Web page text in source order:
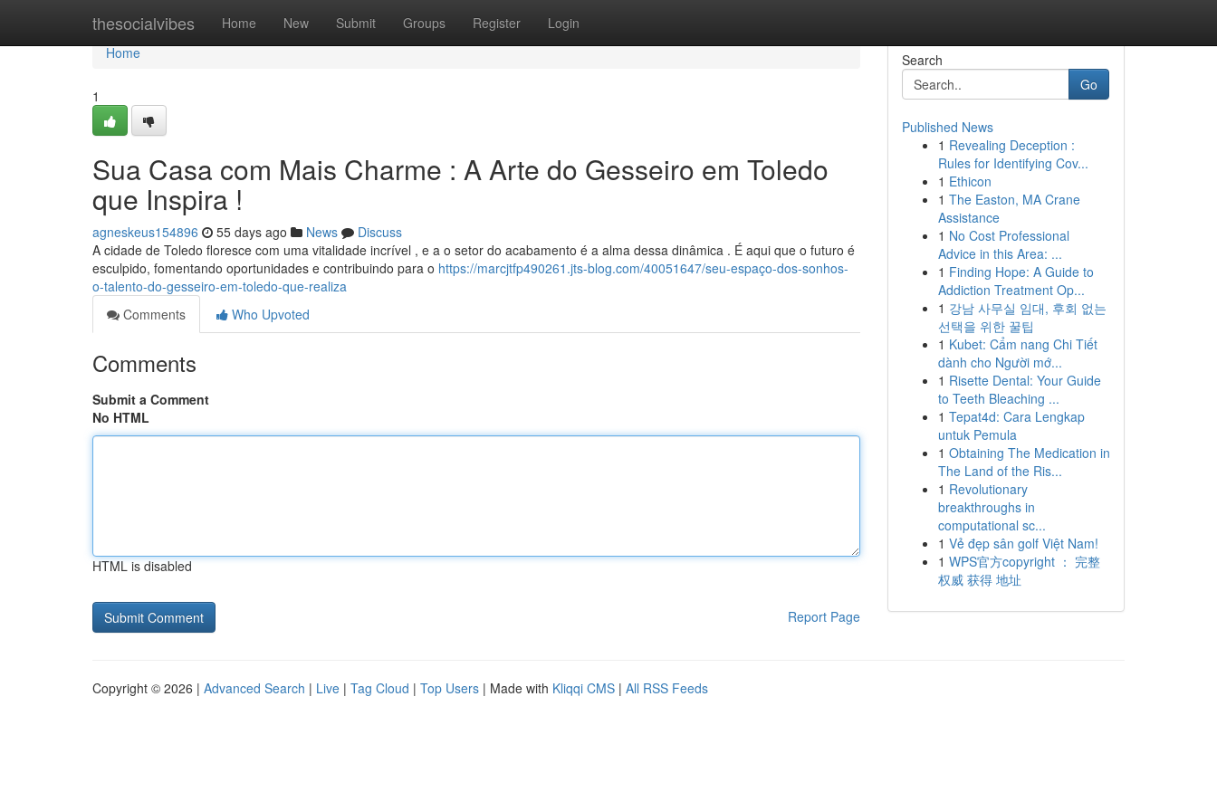
thesocialvibes Home New Submit Groups Register Login
Home
Home
1
Sua Casa com Mais Charme : A Arte do Gesseiro em Toledo
que Inspira !
agneskeus154896 55 days ago News
Discuss
A cidade de Toledo floresce com uma vitalidade incrível , e a o setor do acabamento é a alma dessa dinâmica . É aqui que o futuro é
esculpido, fomentando oportunidades e contribuindo para o https://marcjtfp490261.jts-blog.com/40051647/seu-espaço-dos-sonhos-
o-talento-do-gesseiro-em-toledo-que-realiza
Comments
Who Upvoted
Comments
Submit a Comment
No HTML
HTML is disabled
Report Page
Search
Go
Published News
1 Revealing Deception :
Rules for Identifying Cov...
1 Ethicon
1 The Easton, MA Crane
Assistance
1 No Cost Professional
Advice in this Area: ...
1 Finding Hope: A Guide to
Addiction Treatment Op...
1 강남 사무실 임대, 후회 없는
선택을 위한 꿀팁
1 Kubet: Cẩm nang Chi Tiết
dành cho Người mớ...
1 Risette Dental: Your Guide
to Teeth Bleaching ...
1 Tepat4d: Cara Lengkap
untuk Pemula
1 Obtaining The Medication in
The Land of the Ris...
1 Revolutionary
breakthroughs in
computational sc...
1 Vẻ đẹp sân golf Việt Nam!
1 WPS官方copyright ： 完整
权威 获得 地址
Copyright © 2026 | Advanced Search | Live | Tag Cloud | Top Users | Made with Kliqqi CMS | All RSS Feeds